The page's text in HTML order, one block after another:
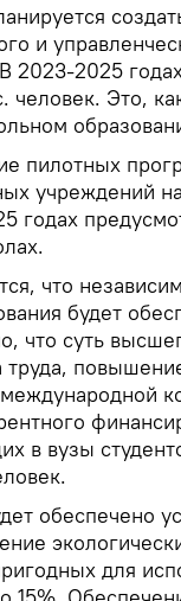
и
2023-2025
человек. Это,
пилотных
учреждений
годах
что
будет
что суть
труда,
в вузы
обеспечено
для